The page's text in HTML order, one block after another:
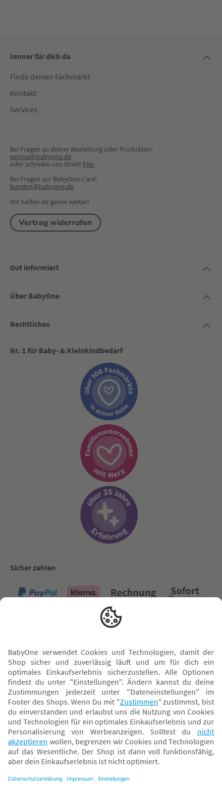
Immer für dich da
Finde deinen Fachmarkt
Kontakt
Services
Bei Fragen zu deiner Bestellung oder Produkten:
service@babyone.de
oder schreibe uns direkt hier.
Bei Fragen zur BabyOne-Card:
kunden@babyone.de
Wir helfen dir gerne weiter!
Vertrag widerrufen
Gut informiert
Über BabyOne
Rechtliches
Nr. 1 für Baby- & Kleinkindbedarf
Sicher zahlen
Versand mit
* Alle Preise inkl. MwSt. und ggf. zzgl.Versandkosten. Der dargestellte Preis gilt -
abhängig von der von dir gewählten Option - im BabyOne-Onlineshop oder bei
Abholung in dem von dir gewählten BabyOne-Franchise-Betrieb. Der für den
Onlineshop geltende Preis stellt bei einem Verkauf durch unsere Franchise-
Nehmer eine unverbindliche Preisempfehlung dar. Der Verkaufspreis der
daher von dem Verkaufspreis im Onlineshop abweichen. Angaben zu